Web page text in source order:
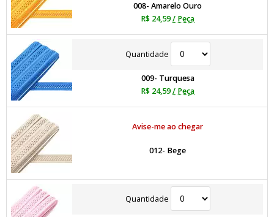
008- Amarelo Ouro
R$ 24,59/ Peça
Quantidade
009- Turquesa
R$ 24,59/ Peça
Avise-me ao chegar
012- Bege
Quantidade